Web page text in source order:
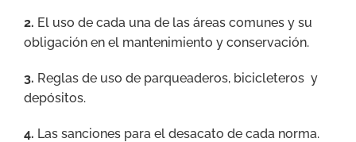
2. El uso de cada una de las áreas comunes y su
obligación en el mantenimiento y conservación.
3. Reglas de uso de parqueaderos, bicicleteros y
depósitos.
4. Las sanciones para el desacato de cada norma.